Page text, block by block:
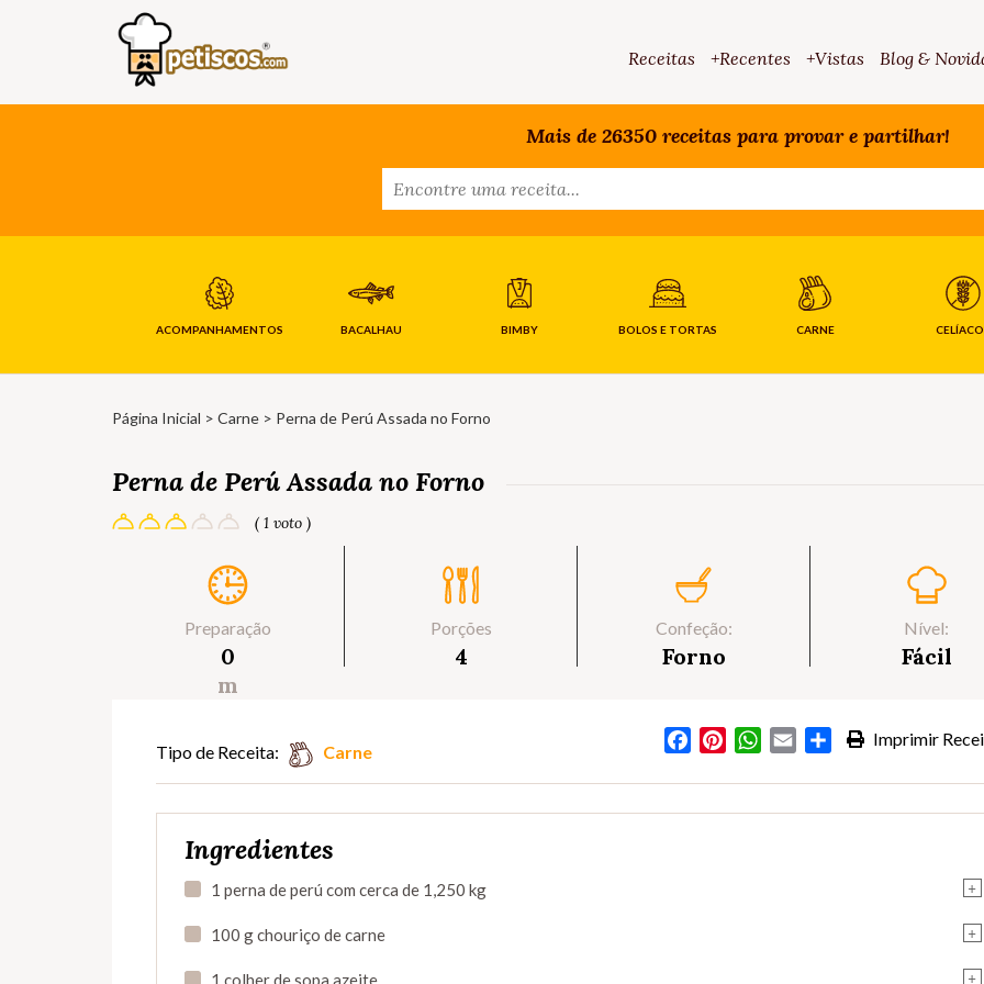
Receitas +Recentes +Vistas Blog &
Mais de 26350 receitas para provar e partilhar!
ACOMPANHAMENTOS BACALHAU BIMBY BOLOS E TORTAS CARNE
Página Inicial > Carne > Perna de Perú Assada no Forno
Perna de Perú Assada no Forno
( 1 voto )
Preparação
0
m
Porções
4
Confeção:
Forno
Nível:
Fácil
Imprimir
FacebookPinterestWhatsApp
Email Partilhar
Tipo de Receita: Carne
Ingredientes
+
1 perna de perú com cerca de 1,250 kg
+
100 g chouriço de carne
+
1 colher de sopa azeite